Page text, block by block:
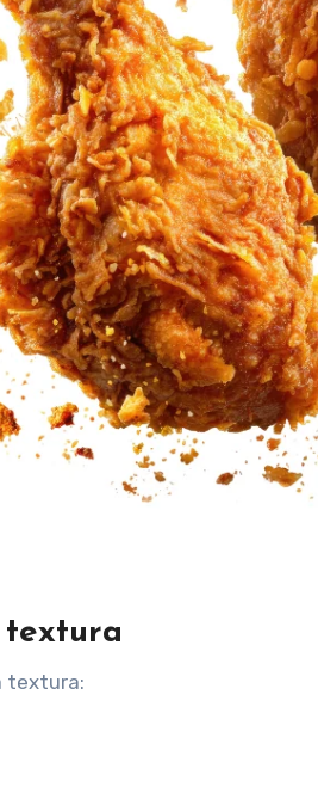
textura
textura: